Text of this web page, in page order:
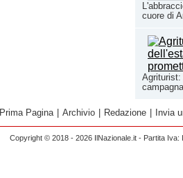
cuore di
Agriturist:
Prima Pagina Archivio Redazione Invia
Copyright © 2018 - 2026 IlNazionale.it - Partita Iva: